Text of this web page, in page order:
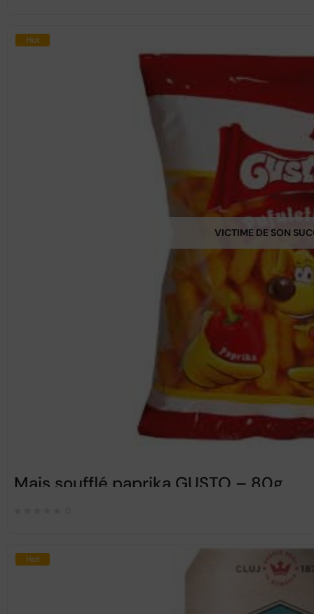
Hot
VICTIME DE SON
Mais soufflé paprika GUSTO – 80g
Hot